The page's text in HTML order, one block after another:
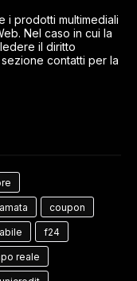
i prodotti multimediali
Nel caso in cui la
il diritto
contatti per la
coupon
f24
reale